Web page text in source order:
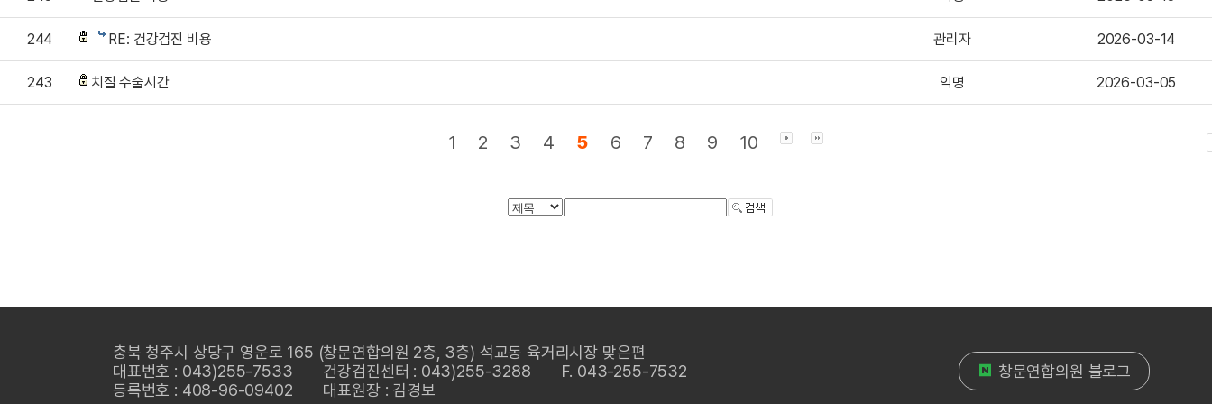
244 RE: 건강검진 비용 관리자 2026-03-14
243 치질 수술시간 익명 2026-03-05
1 2 3 4 5 6 7 8 9 10
충북 청주시 상당구 영운로 165 (창문연합의원 2층, 3층) 석교동 육거리시장 맞은편
대표번호 : 043)255-7533
건강검진센터 : 043)255-3288
F. 043-255-7532
등록번호 : 408-96-09402
대표원장 : 김경보
창문연합의원 블로그